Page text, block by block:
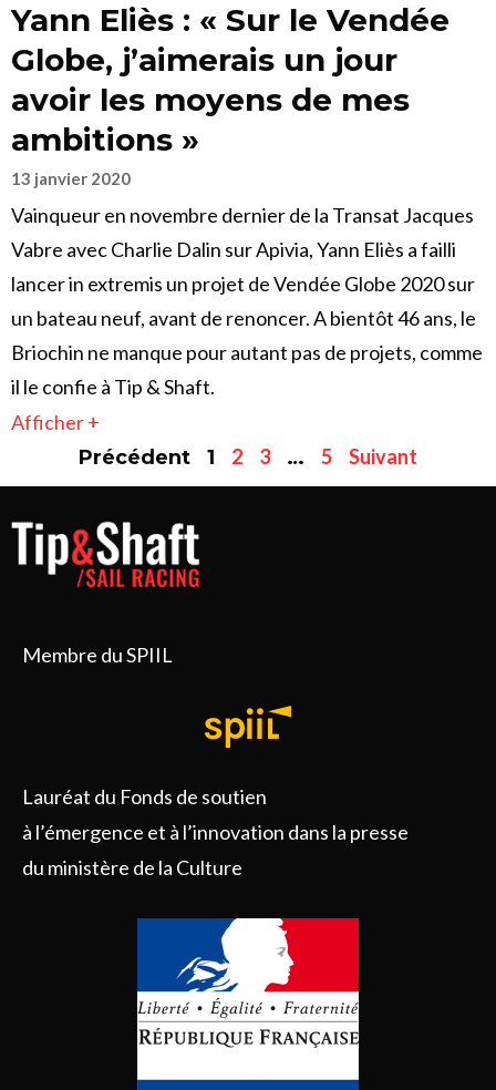
Yann Eliès : « Sur le Vendée
Globe, j’aimerais un jour
avoir les moyens de mes
ambitions »
13 janvier 2020
Vainqueur en novembre dernier de la Transat Jacques
Vabre avec Charlie Dalin sur Apivia, Yann Eliès a failli
lancer in extremis un projet de Vendée Globe 2020 sur
un bateau neuf, avant de renoncer. A bientôt 46 ans, le
Briochin ne manque pour autant pas de projets, comme
il le confie à Tip & Shaft.
Afficher +
Précédent
1 2 3 … 5 Suivant
Membre du SPIIL
Lauréat du Fonds de soutien
à l’émergence et à l’innovation dans la presse
du ministère de la Culture